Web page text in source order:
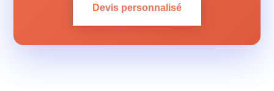
Devis personnalisé